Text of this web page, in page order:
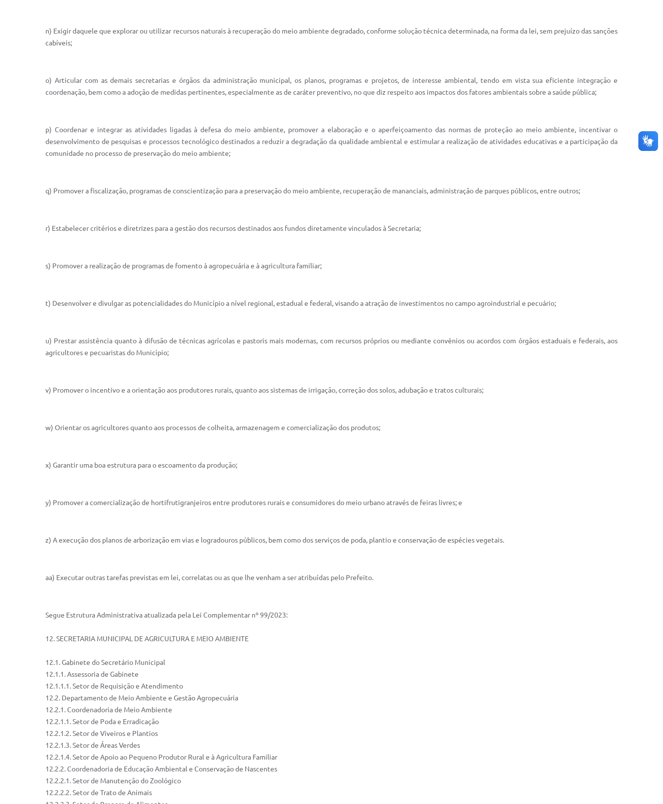
n) Exigir daquele que explorar ou utilizar recursos naturais à recuperação do meio ambiente degradado, conforme solução técnica determinada, na forma da lei, sem prejuízo das sanções
cabíveis;
o) Articular com as demais secretarias e órgãos da administração municipal, os planos, programas e projetos, de interesse ambiental, tendo em vista sua eficiente integração e
coordenação, bem como a adoção de medidas pertinentes, especialmente as de caráter preventivo, no que diz respeito aos impactos dos fatores ambientais sobre a saúde pública;
p) Coordenar e integrar as atividades ligadas à defesa do meio ambiente, promover a elaboração e o aperfeiçoamento das normas de proteção ao meio ambiente, incentivar o
desenvolvimento de pesquisas e processos tecnológico destinados a reduzir a degradação da qualidade ambiental e estimular a realização de atividades educativas e a participação da
comunidade no processo de preservação do meio ambiente;
q) Promover a fiscalização, programas de conscientização para a preservação do meio ambiente, recuperação de mananciais, administração de parques públicos, entre outros;
r) Estabelecer critérios e diretrizes para a gestão dos recursos destinados aos fundos diretamente vinculados à Secretaria;
s) Promover a realização de programas de fomento à agropecuária e à agricultura familiar;
t) Desenvolver e divulgar as potencialidades do Município a nível regional, estadual e federal, visando a atração de investimentos no campo agroindustrial e pecuário;
u) Prestar assistência quanto à difusão de técnicas agrícolas e pastoris mais modernas, com recursos próprios ou mediante convênios ou acordos com órgãos estaduais e federais, aos
agricultores e pecuaristas do Município;
v) Promover o incentivo e a orientação aos produtores rurais, quanto aos sistemas de irrigação, correção dos solos, adubação e tratos culturais;
w) Orientar os agricultores quanto aos processos de colheita, armazenagem e comercialização dos produtos;
x) Garantir uma boa estrutura para o escoamento da produção;
y) Promover a comercialização de hortifrutigranjeiros entre produtores rurais e consumidores do meio urbano através de feiras livres; e
z) A execução dos planos de arborização em vias e logradouros públicos, bem como dos serviços de poda, plantio e conservação de espécies vegetais.
aa) Executar outras tarefas previstas em lei, correlatas ou as que lhe venham a ser atribuídas pelo Prefeito.
Segue Estrutura Administrativa atualizada pela Lei Complementar nº 99/2023:
12. SECRETARIA MUNICIPAL DE AGRICULTURA E MEIO AMBIENTE
12.1. Gabinete do Secretário Municipal
12.1.1. Assessoria de Gabinete
12.1.1.1. Setor de Requisição e Atendimento
12.2. Departamento de Meio Ambiente e Gestão Agropecuária
12.2.1. Coordenadoria de Meio Ambiente
12.2.1.1. Setor de Poda e Erradicação
12.2.1.2. Setor de Viveiros e Plantios
12.2.1.3. Setor de Áreas Verdes
12.2.1.4. Setor de Apoio ao Pequeno Produtor Rural e à Agricultura Familiar
12.2.2. Coordenadoria de Educação Ambiental e Conservação de Nascentes
12.2.2.1. Setor de Manutenção do Zoológico
12.2.2.2. Setor de Trato de Animais